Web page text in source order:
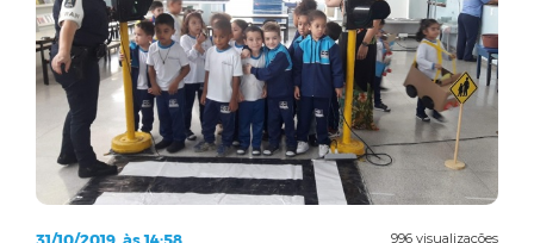
996 visualizações
31/10/2019, às 14:58